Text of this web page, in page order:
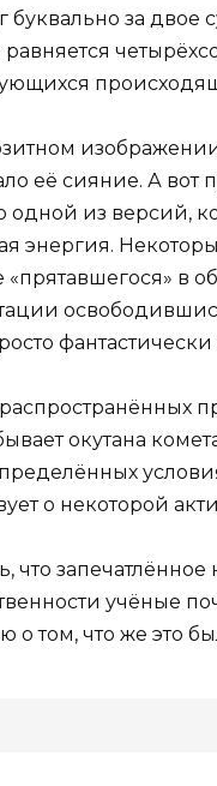
за двое
её сияние. А
из версий,
энергия.
«прятавшегося»
окутана
о некоторой
что
учёные
том, что же это